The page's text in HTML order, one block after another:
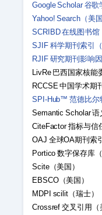
Google Scholar 谷歌
Yahoo! Search（美国
SCRIBD 在线图书馆
SJIF 科学期刊索引（
RJIF 研究期刊影响
LivRe 巴西国家核能
RCCSE 中国学术期
SPI-Hub™ 范德比尔
Semantic Scholar 语
CiteFactor 指标与信
OAJ 全球OA期刊索
Portico 数字保存库（
Scite（美国）
EBSCO（美国）
MDPI scilit（瑞士）
Crossref 交叉引用（